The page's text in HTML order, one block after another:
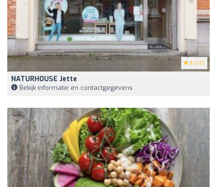
5 (68)
NATURHOUSE Jette
Bekijk informatie en contactgegevens